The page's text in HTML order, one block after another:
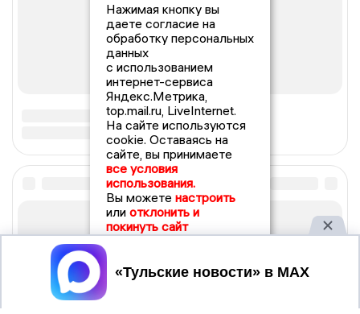
Нажимая кнопку вы
даете согласие на
обработку персональных
данных
с использованием
интернет-сервиса
Яндекс.Метрика,
top.mail.ru, LiveInternet.
На сайте используются
cookie. Оставаясь на
сайте, вы принимаете
все условия
использования.
Вы можете настроить
или отклонить и
покинуть сайт
Принять